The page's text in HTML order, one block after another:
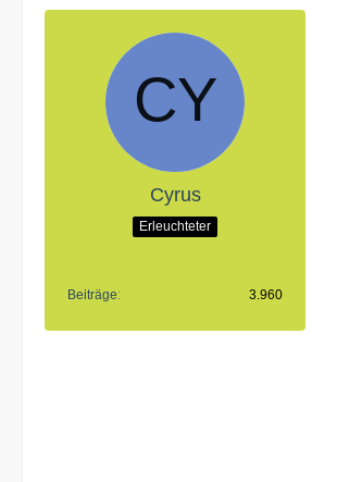
Cyrus
Erleuchteter
Beiträge 3.960